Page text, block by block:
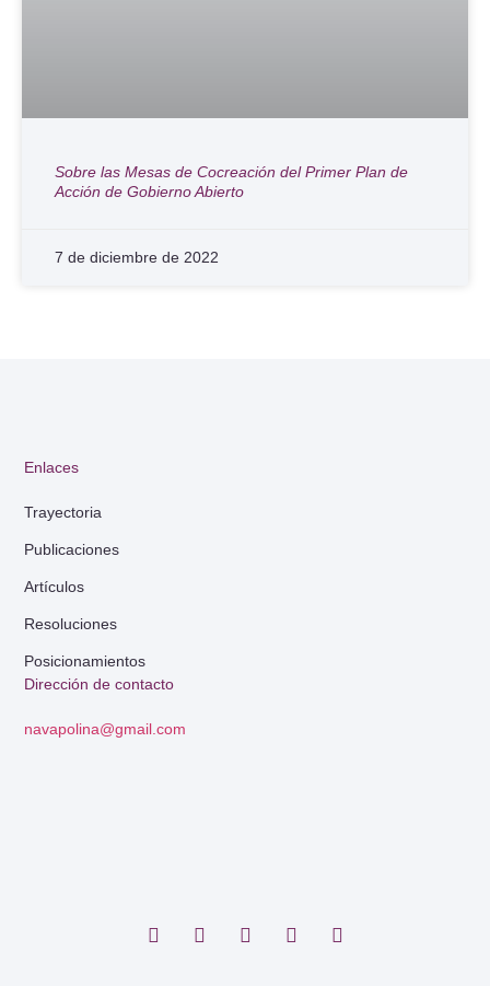
Sobre las Mesas de Cocreación del Primer Plan de
Acción de Gobierno Abierto
7 de diciembre de 2022
Dirección de contacto
navapolina@gmail.com
Enlaces
Trayectoria
Publicaciones
Artículos
Resoluciones
Posicionamientos